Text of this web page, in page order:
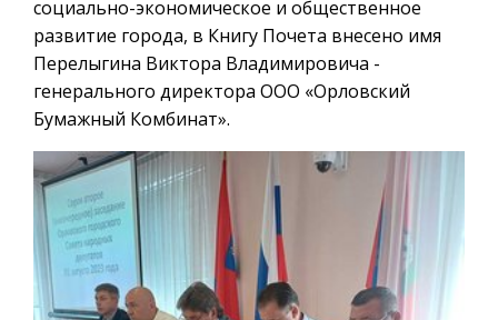
социально-экономическое и общественное
развитие города, в Книгу Почета внесено имя
Перелыгина Виктора Владимировича -
генерального директора ООО «Орловский
Бумажный Комбинат».